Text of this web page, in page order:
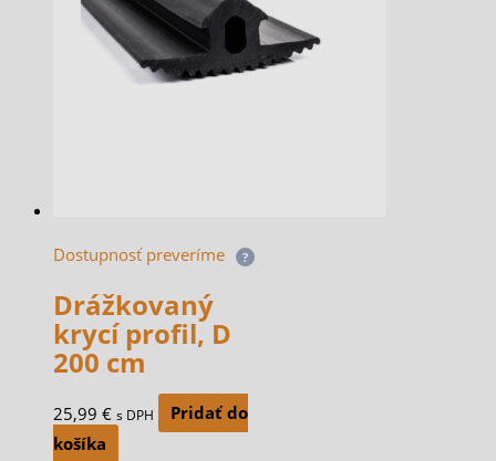
Dostupnosť preveríme ?
Drážkovaný
krycí profil, D
200 cm
25,99 € s DPH
Pridať do
košíka